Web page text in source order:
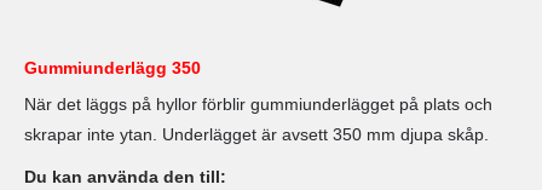
Gummiunderlägg 350
När det läggs på hyllor förblir gummiunderlägget på plats och
skrapar inte ytan. Underlägget är avsett 350 mm djupa skåp.
Du kan använda den till: